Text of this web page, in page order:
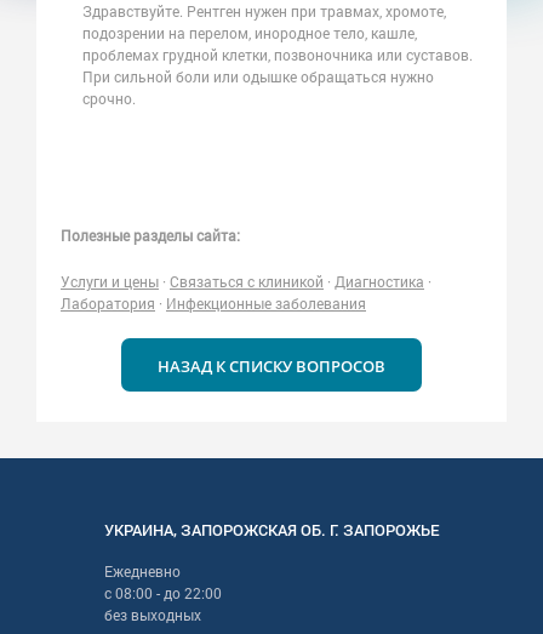
Здравствуйте. Рентген нужен при травмах, хромоте,
подозрении на перелом, инородное тело, кашле,
проблемах грудной клетки, позвоночника или суставов.
При сильной боли или одышке обращаться нужно
срочно.
Полезные разделы сайта:
Услуги и цены · Связаться с клиникой · Диагностика ·
Лаборатория · Инфекционные заболевания
НАЗАД К СПИСКУ ВОПРОСОВ
УКРАИНА,ЗАПОРОЖСКАЯОБ. Г. ЗАПОРОЖЬЕ
Ежедневно
с08:00 - до22:00
без выходных